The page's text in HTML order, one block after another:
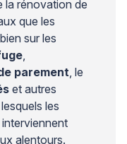
la rénovation de
que les
sur les
parement , le
et autres
les
alentours.